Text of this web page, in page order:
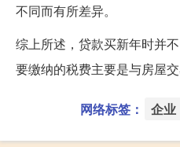
不同而有所差异。
综上所述，贷款买新年时并
要缴纳的税费主要是与房屋
网络标签： 企业